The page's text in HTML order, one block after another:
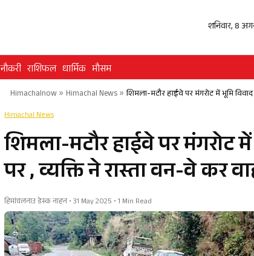
शनिवार, 8
नौकरी राशिफल धार्मिक मौसम
Himachalnow» Himachal News» शिमला-मटौर हाईवे पर मंगरोट में भूमि
Himachal News
शिमला-मटौर हाईवे पर मंगरोट
पर , व्यक्ति ने रास्ता वन-वे कर
हिमांचलनाउ डेस्क नाहन • 31 May 2025 • 1 Min Read